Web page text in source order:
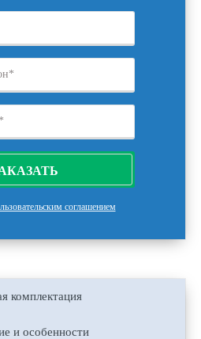
соглашением
комплектация
и особенности